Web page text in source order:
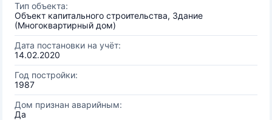
Тип объекта:
Объект капитального строительства, Здание
(Многоквартирный дом)
Дата постановки на учёт:
14.02.2020
Год постройки:
1987
Дом признан аварийным:
Да